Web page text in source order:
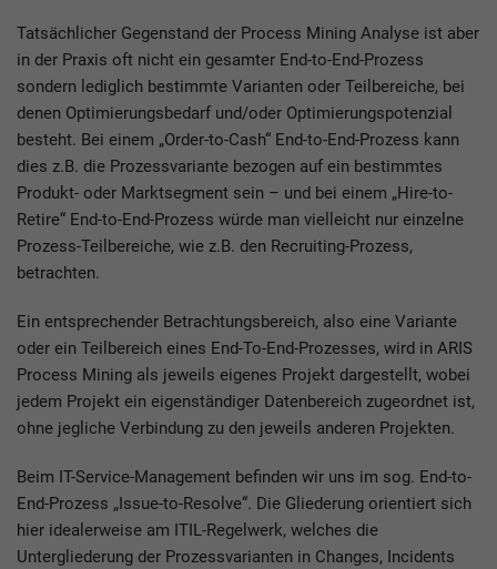
Tatsächlicher Gegenstand der Process Mining Analyse ist aber
in der Praxis oft nicht ein gesamter End-to-End-Prozess
sondern lediglich bestimmte Varianten oder Teilbereiche, bei
denen Optimierungsbedarf und/oder Optimierungspotenzial
besteht. Bei einem „Order-to-Cash“ End-to-End-Prozess kann
dies z.B. die Prozessvariante bezogen auf ein bestimmtes
Produkt- oder Marktsegment sein – und bei einem „Hire-to-
Retire“ End-to-End-Prozess würde man vielleicht nur einzelne
Prozess-Teilbereiche, wie z.B. den Recruiting-Prozess,
betrachten.
Ein entsprechender Betrachtungsbereich, also eine Variante
oder ein Teilbereich eines End-To-End-Prozesses, wird in ARIS
Process Mining als jeweils eigenes Projekt dargestellt, wobei
jedem Projekt ein eigenständiger Datenbereich zugeordnet ist,
ohne jegliche Verbindung zu den jeweils anderen Projekten.
Beim IT-Service-Management befinden wir uns im sog. End-to-
End-Prozess „Issue-to-Resolve“. Die Gliederung orientiert sich
hier idealerweise am ITIL-Regelwerk, welches die
Untergliederung der Prozessvarianten in Changes, Incidents